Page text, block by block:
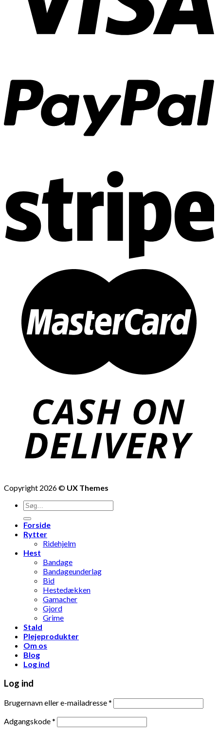
Copyright 2026 © UX Themes
Søg
efter:
Forside
Rytter
Ridehjelm
Hest
Bandage
Bandageunderlag
Bid
Hestedækken
Gamacher
Gjord
Grime
Stald
Plejeprodukter
Om os
Blog
Log ind
Log ind
Brugernavn eller e-mailadresse*
Adgangskode*